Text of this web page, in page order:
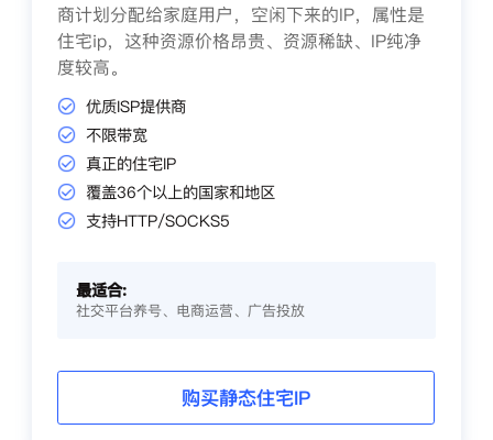
商计划分配给家庭用户，空闲下来的IP，属性是
住宅ip，这种资源价格昂贵、资源稀缺、IP纯净
度较高。
优质ISP提供商
不限带宽
真正的住宅IP
覆盖36个以上的国家和地区
支持HTTP/SOCKS5
最适合:
社交平台养号、电商运营、广告投放
购买静态住宅IP